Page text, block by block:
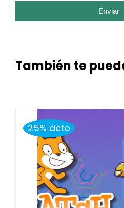
Enviar
También te
25% dcto